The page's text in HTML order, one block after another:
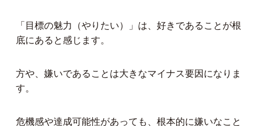
「目標の魅力（やりたい）」は、好きであることが根
底にあると感じます。
方や、嫌いであることは大きなマイナス要因になりま
す。
危機感や達成可能性があっても、根本的に嫌いなこと